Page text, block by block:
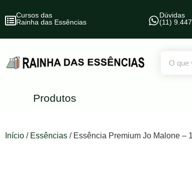
Cursos das
Rainha das Essências
Dúvidas
(11)
Produtos
Início / Essências / Essência Premium Jo Malone –